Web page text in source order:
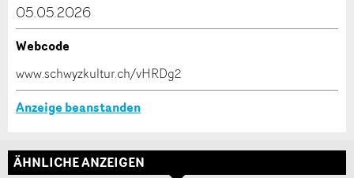
Nachricht
* Eingabe erforderlich
ANZEIGE WEITEREMPFEHLEN
Schliessen
Adresse
05.05.2026
Webcode
www.schwyzkultur.ch/vHRDg2
Anzeige beanstanden
ÄHNLICHE ANZEIGEN